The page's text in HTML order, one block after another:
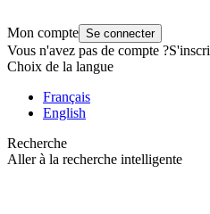
Mon compte Se connecter
Vous n'avez pas de compte ?
Choix de la langue
Français
English
Recherche
Aller à la recherche intelligente